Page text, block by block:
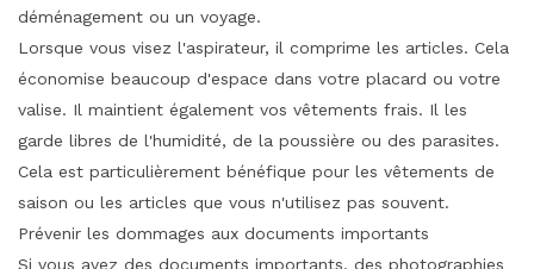
déménagement ou un voyage.
Lorsque vous visez l'aspirateur, il comprime les articles. Cela
économise beaucoup d'espace dans votre placard ou votre
valise. Il maintient également vos vêtements frais. Il les
garde libres de l'humidité, de la poussière ou des parasites.
Cela est particulièrement bénéfique pour les vêtements de
saison ou les articles que vous n'utilisez pas souvent.
Prévenir les dommages aux documents importants
Si vous avez des documents importants, des photographies